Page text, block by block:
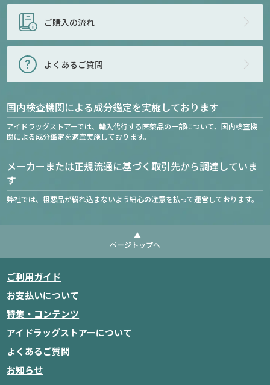
ご購入の流れ
よくあるご質問
国内検査機関による成分鑑定を実施しております
アイドラッグストアーでは、輸入代行する医薬品の一部について、国内検査機
関による成分鑑定を適宜実施しております。
メーカーまたは正規流通に基づく取引先から調達していま
す
弊社では、粗悪品が紛れ込まないよう細心の注意を払って運営しております。
ページトップへ
ご利用ガイド
お支払いについて
特集・コンテンツ
アイドラッグストアーについて
よくあるご質問
お知らせ